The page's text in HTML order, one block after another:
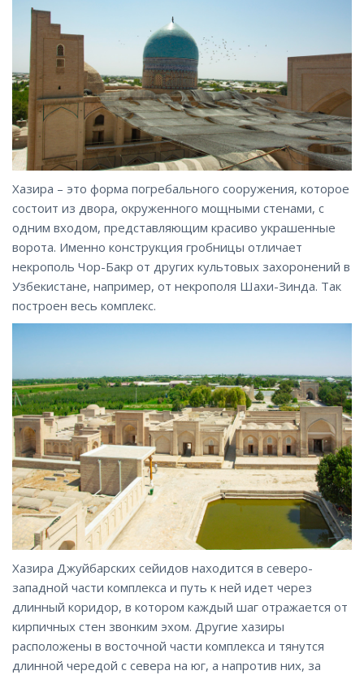
Хазира – это форма погребального сооружения, которое
состоит из двора, окруженного мощными стенами, с
одним входом, представляющим красиво украшенные
ворота. Именно конструкция гробницы отличает
некрополь Чор-Бакр от других культовых захоронений в
Узбекистане, например, от некрополя Шахи-Зинда. Так
построен весь комплекс.
Хазира Джуйбарских сейидов находится в северо-
западной части комплекса и путь к ней идет через
длинный коридор, в котором каждый шаг отражается от
кирпичных стен звонким эхом. Другие хазиры
расположены в восточной части комплекса и тянутся
длинной чередой с севера на юг, а напротив них, за